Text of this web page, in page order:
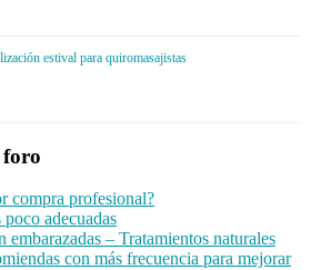
estival para quiromasajistas
foro
compra profesional?
adecuadas
embarazadas – Tratamientos naturales
con más frecuencia para mejorar